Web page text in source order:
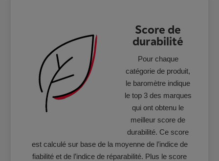
Score de
durabilité
Pour chaque
catégorie de produit,
le baromètre indique
le top 3 des marques
qui ont obtenu le
meilleur score de
durabilité. Ce score
est calculé sur base de la moyenne de l’indice de
fiabilité et de l’indice de réparabilité. Plus le score